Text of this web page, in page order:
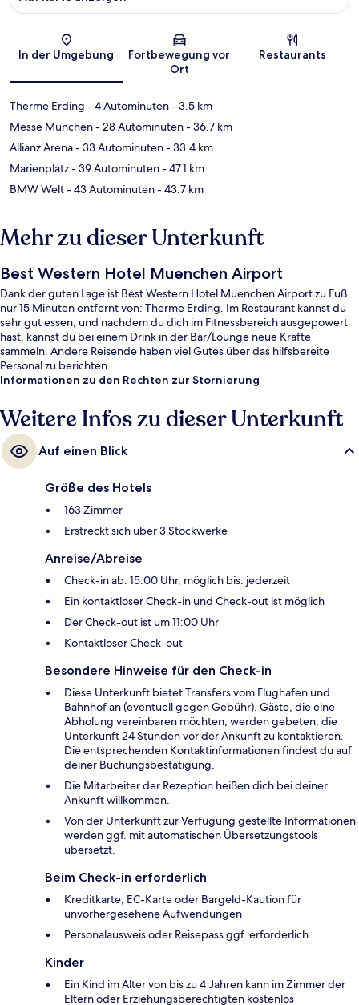
Karte
In der Umgebung
Fortbewegung vor
Ort
Restaurants
Therme Erding - 4 Autominuten- 3.5 km
Messe München- 28 Autominuten- 36.7 km
Allianz Arena- 33 Autominuten- 33.4 km
Marienplatz- 39 Autominuten- 47.1 km
BMW Welt- 43 Autominuten- 43.7 km
Mehr zu dieser Unterkunft
Best Western Hotel Muenchen Airport
Dank der guten Lage ist Best Western Hotel Muenchen Airport zu Fuß
nur 15 Minuten entfernt von: Therme Erding. Im Restaurant kannst du
sehr gut essen, und nachdem du dich im Fitnessbereich ausgepowert
hast, kannst du bei einem Drink in der Bar/Lounge neue Kräfte
sammeln. Andere Reisende haben viel Gutes über das hilfsbereite
Personal zu berichten.
Informationen zu den Rechten zur Stornierung
Weitere Infos zu dieser Unterkunft
Auf einen Blick
Größe des Hotels
163 Zimmer
Erstreckt sich über 3 Stockwerke
Anreise/Abreise
Check-in ab: 15:00 Uhr, möglich bis: jederzeit
Ein kontaktloser Check-in und Check-out ist möglich
Der Check-out ist um 11:00 Uhr
Kontaktloser Check-out
Besondere Hinweise für den Check-in
Diese Unterkunft bietet Transfers vom Flughafen und
Bahnhof an (eventuell gegen Gebühr). Gäste, die eine
Abholung vereinbaren möchten, werden gebeten, die
Unterkunft 24 Stunden vor der Ankunft zu kontaktieren.
Die entsprechenden Kontaktinformationen findest du auf
deiner Buchungsbestätigung.
Die Mitarbeiter der Rezeption heißen dich bei deiner
Ankunft willkommen.
Von der Unterkunft zur Verfügung gestellte Informationen
werden ggf. mit automatischen Übersetzungstools
übersetzt.
Beim Check-in erforderlich
Kreditkarte, EC-Karte oder Bargeld-Kaution für
unvorhergesehene Aufwendungen
Personalausweis oder Reisepass ggf. erforderlich
Kinder
Ein Kind im Alter von bis zu 4 Jahren kann im Zimmer der
Eltern oder Erziehungsberechtigten kostenlos